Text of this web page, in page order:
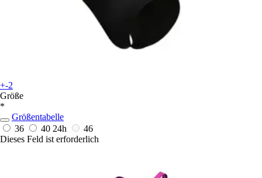
+-2
Größe
*
Größentabelle
36
40 24h
46
Dieses Feld ist erforderlich